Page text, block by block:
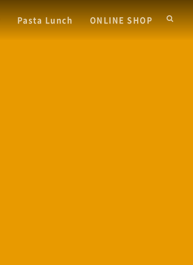
Pasta Lunch ONLINE SHOP